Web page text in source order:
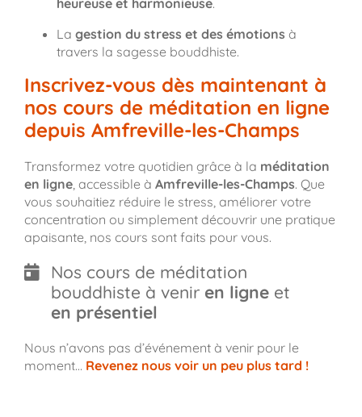
heureuse et harmonieuse.
La gestion du stress et des émotions à
travers la sagesse bouddhiste.
Inscrivez-vous dès maintenant à
nos cours de méditation en ligne
depuis Amfreville-les-Champs
Transformez votre quotidien grâce à la méditation
en ligne, accessible à Amfreville-les-Champs. Que
vous souhaitiez réduire le stress, améliorer votre
concentration ou simplement découvrir une pratique
apaisante, nos cours sont faits pour vous.
Nos cours de méditation
bouddhiste à venir en ligneet
en présentiel
Nous n’avons pas d’événement à venir pour le
moment… Revenez nous voir un peu plus tard !